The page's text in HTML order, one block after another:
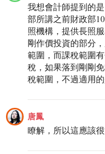
我想會計師提到的
部所講之前財政部
照機構，提供長照
剛作價投資的部分
範圍，而課稅範圍
稅，如果落到剛剛
稅範圍，不過適用
唐鳳
瞭解，所以這應該很